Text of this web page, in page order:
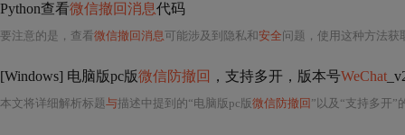
Python查看微信撤回消息代码
要注意的是，查看微信撤回消息可能涉及到隐私和安全问题，使用这种方法获
[Windows] 电脑版pc版微信防撤回 ，支持多开，版本号WeChat
本文将详细解析标题与描述中提到的“电脑版pc版微信防撤回 ”以及“支持多开”